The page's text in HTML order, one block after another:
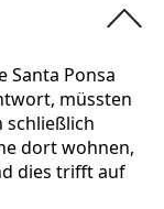
Santa Ponsa
müssten
schließlich
dort wohnen,
dies trifft auf